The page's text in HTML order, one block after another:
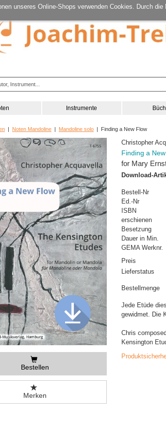
unseres Online-Shops verwenden Cookies. Durch
Instrumente
| Noten Mandoline | Mandoline solo | Finding a New Flow
Bestellen
Merken
Christopher
Finding a
for Mary
Download-
Bestell-Nr
Ed.-Nr
ISBN
erschienen
Besetzung
Dauer in Min.
GEMA Werknr.
Preis
Lieferstatus
Bestellmenge
Jede Etüde
gewidmet. Die
Chris
Kensington